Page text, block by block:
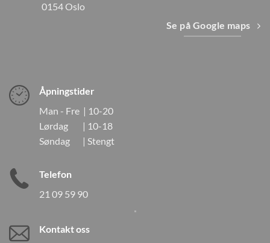
0154 Oslo
Se på Google maps
Åpningstider
Man - Fre | 10-20
Lørdag | 10-18
Søndag | Stengt
Telefon
21 09 59 90
Kontakt oss